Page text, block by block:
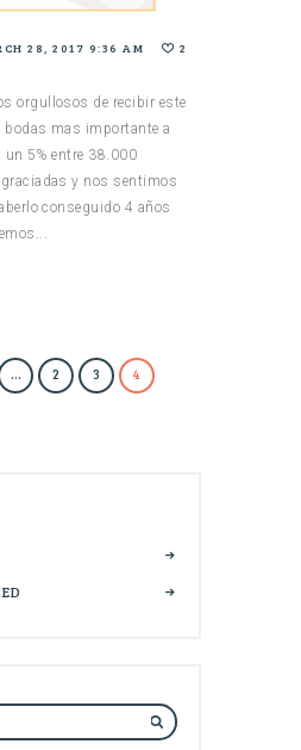
28, 2017 9:36 AM
2
orgullosos de recibir este
bodas mas importante a
5% entre 38.000
y nos sentimos
conseguido 4 años
… 2 3 4